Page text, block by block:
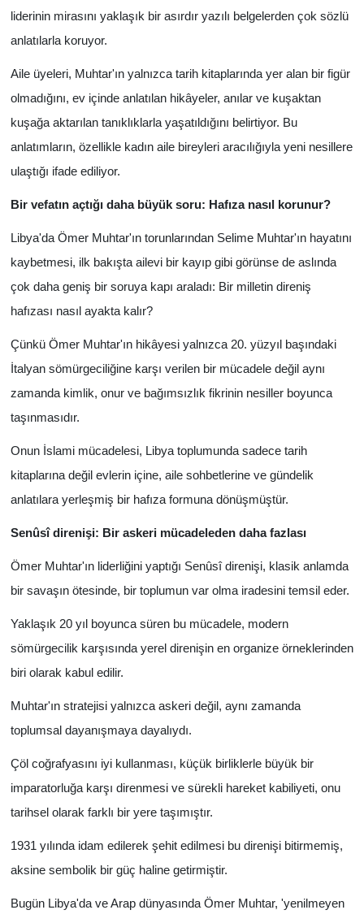
liderinin mirasını yaklaşık bir asırdır yazılı belgelerden çok sözlü
anlatılarla koruyor.
Aile üyeleri, Muhtar'ın yalnızca tarih kitaplarında yer alan bir figür
olmadığını, ev içinde anlatılan hikâyeler, anılar ve kuşaktan
kuşağa aktarılan tanıklıklarla yaşatıldığını belirtiyor. Bu
anlatımların, özellikle kadın aile bireyleri aracılığıyla yeni nesillere
ulaştığı ifade ediliyor.
Bir vefatın açtığı daha büyük soru: Hafıza nasıl korunur?
Libya'da Ömer Muhtar'ın torunlarından Selime Muhtar'ın hayatını
kaybetmesi, ilk bakışta ailevi bir kayıp gibi görünse de aslında
çok daha geniş bir soruya kapı araladı: Bir milletin direniş
hafızası nasıl ayakta kalır?
Çünkü Ömer Muhtar'ın hikâyesi yalnızca 20. yüzyıl başındaki
İtalyan sömürgeciliğine karşı verilen bir mücadele değil aynı
zamanda kimlik, onur ve bağımsızlık fikrinin nesiller boyunca
taşınmasıdır.
Onun İslami mücadelesi, Libya toplumunda sadece tarih
kitaplarına değil evlerin içine, aile sohbetlerine ve gündelik
anlatılara yerleşmiş bir hafıza formuna dönüşmüştür.
Senûsî direnişi: Bir askeri mücadeleden daha fazlası
Ömer Muhtar'ın liderliğini yaptığı Senûsî direnişi, klasik anlamda
bir savaşın ötesinde, bir toplumun var olma iradesini temsil eder.
Yaklaşık 20 yıl boyunca süren bu mücadele, modern
sömürgecilik karşısında yerel direnişin en organize örneklerinden
biri olarak kabul edilir.
Muhtar'ın stratejisi yalnızca askeri değil, aynı zamanda
toplumsal dayanışmaya dayalıydı.
Çöl coğrafyasını iyi kullanması, küçük birliklerle büyük bir
imparatorluğa karşı direnmesi ve sürekli hareket kabiliyeti, onu
tarihsel olarak farklı bir yere taşımıştır.
1931 yılında idam edilerek şehit edilmesi bu direnişi bitirmemiş,
aksine sembolik bir güç haline getirmiştir.
Bugün Libya'da ve Arap dünyasında Ömer Muhtar, 'yenilmeyen